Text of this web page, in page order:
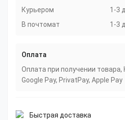
Курьером
1-3
В почтомат
1-3
Оплата
Оплата при получении товара,
Google Pay, PrivatPay, Apple Pay
Быстрая доставка